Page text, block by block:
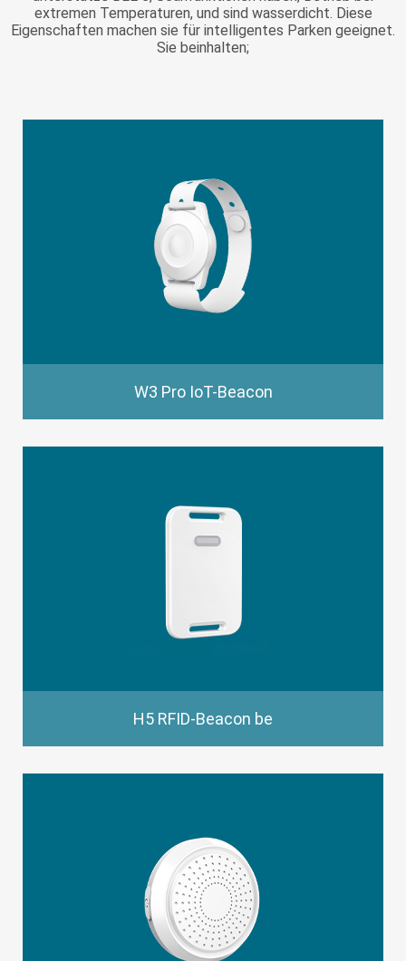
extremen Temperaturen, und sind wasserdicht. Diese
Eigenschaften machen sie für intelligentes Parken geeignet.
Sie beinhalten;
W3 Pro IoT-Beacon
H5 RFID-Beacon be